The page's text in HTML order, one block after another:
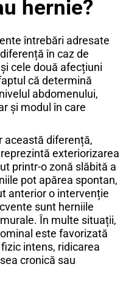
hernie?
întrebări adresate
în caz de
cele două afecțiuni
că determină
abdomenului,
și modul în care
această diferență,
exteriorizarea
printr-o zonă slăbită a
pot apărea spontan,
anterior o intervenție
sunt herniile
În multe situații,
este favorizată
intens, ridicarea
cronică sau